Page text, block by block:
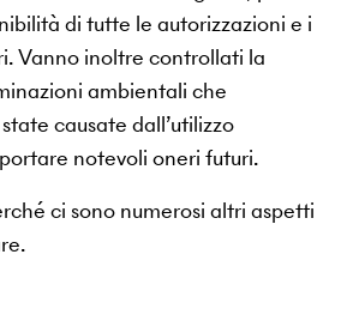
di tutte le autorizzazioni e i
Vanno inoltre controllati la
ambientali che
causate dall’utilizzo
notevoli oneri futuri.
ci sono numerosi altri aspetti